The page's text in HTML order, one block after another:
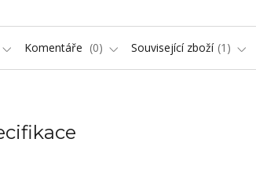
Komentáře 0 Související zboží 1